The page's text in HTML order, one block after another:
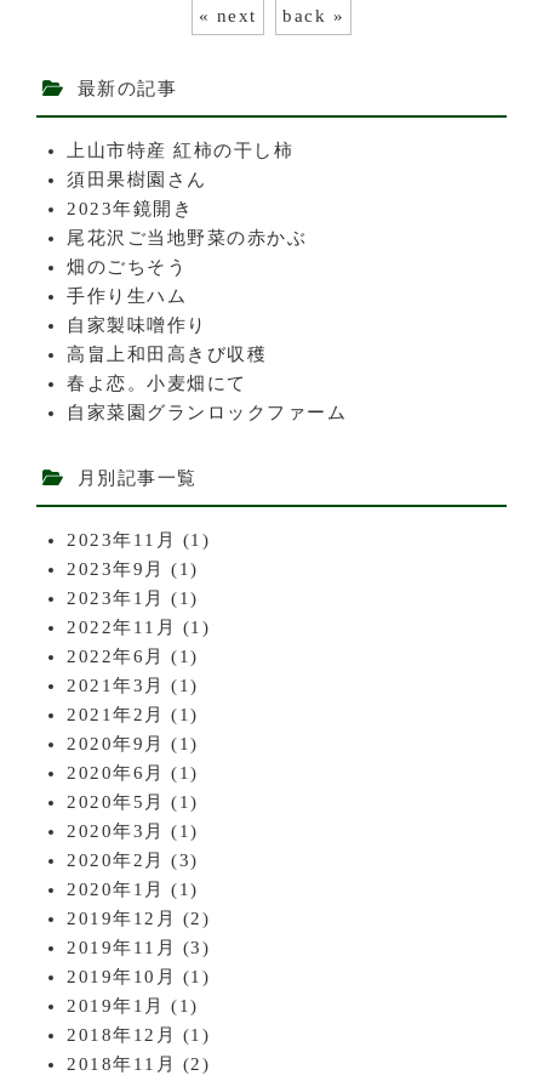
« next back »
最新の記事
上山市特産 紅柿の干し柿
須田果樹園さん
2023年鏡開き
尾花沢ご当地野菜の赤かぶ
畑のごちそう
手作り生ハム
自家製味噌作り
高畠上和田高きび収穫
春よ恋。小麦畑にて
自家菜園グランロックファーム
月別記事一覧
2023年11月
(1)
2023年9月
(1)
2023年1月
(1)
2022年11月
(1)
2022年6月
(1)
2021年3月
(1)
2021年2月
(1)
2020年9月
(1)
2020年6月
(1)
2020年5月
(1)
2020年3月
(1)
2020年2月
(3)
2020年1月
(1)
2019年12月
(2)
2019年11月
(3)
2019年10月
(1)
2019年1月
(1)
2018年12月
(1)
2018年11月
(2)